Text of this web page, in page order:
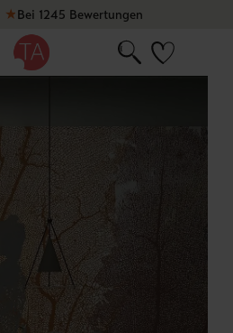
★Bei 1245 Bewertungen